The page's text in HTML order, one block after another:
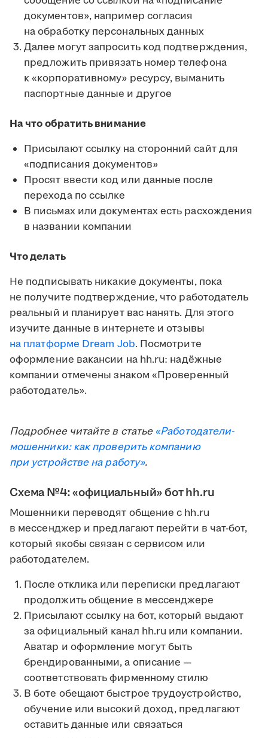
документов», например согласия
на обработку персональных данных
Далее могут запросить код подтверждения,
предложить привязать номер телефона
к «корпоративному» ресурсу, выманить
паспортные данные и другое
На что обратить внимание
Присылают ссылку на сторонний сайт для
«подписания документов»
Просят ввести код или данные после
перехода по ссылке
В письмах или документах есть расхождения
в названии компании
Что делать
Не подписывать никакие документы, пока
не получите подтверждение, что работодатель
реальный и планирует вас нанять. Для этого
изучите данные в интернете и отзывы
на платформе Dream Job. Посмотрите
оформление вакансии на hh.ru: надёжные
компании отмечены знаком «Проверенный
работодатель».
Подробнее читайте в статье«Работодатели-
мошенники: как проверить компанию
при устройстве на работу».
Схема №4: «официальный» бот hh.ru
Мошенники переводят общение с hh.ru
в мессенджер и предлагают перейти в чат-бот,
который якобы связан с сервисом или
работодателем.
После отклика или переписки предлагают
продолжить общение в мессенджере
Присылают ссылку на бот, который выдают
за официальный канал hh.ru или компании.
Аватар и оформление могут быть
брендированными, а описание —
соответствовать фирменному стилю
В боте обещают быстрое трудоустройство,
обучение или высокий доход, предлагают
оставить данные или связаться